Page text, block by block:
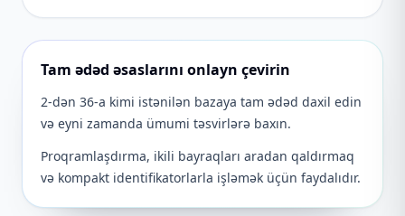
Tam ədəd əsaslarını onlayn çevirin
2-dən 36-a kimi istənilən bazaya tam ədəd daxil edin
və eyni zamanda ümumi təsvirlərə baxın.
Proqramlaşdırma, ikili bayraqları aradan qaldırmaq
və kompakt identifikatorlarla işləmək üçün faydalıdır.